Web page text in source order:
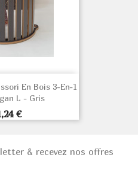
En Bois 3-En-1
L - Gris
€
& recevez nos offres